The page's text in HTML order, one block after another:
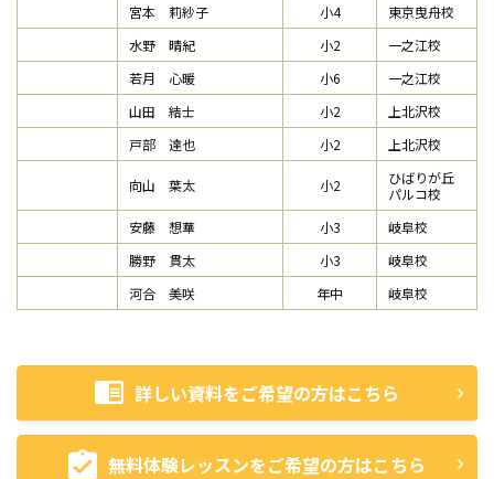
宮本 莉紗子
小4
東京曳舟校
水野 晴紀
小2
一之江校
若月 心暖
小6
一之江校
山田 結士
小2
上北沢校
戸部 達也
小2 上北沢校
向山 葉太 小2
ひばりが丘
パルコ校
安藤 想華
小3
岐阜校
勝野 貫太
小3
岐阜校
河合 美咲
年中 岐阜校
詳しい資料をご希望の方はこちら
無料体験レッスンをご希望の方はこちら